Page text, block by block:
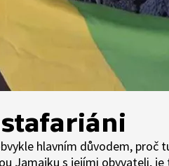
hlavním důvodem, proč
Jamajku s jejími obyvateli,